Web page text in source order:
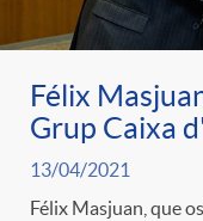
Félix
Grup Caixa
13/04/2021
Félix Masjuan, que